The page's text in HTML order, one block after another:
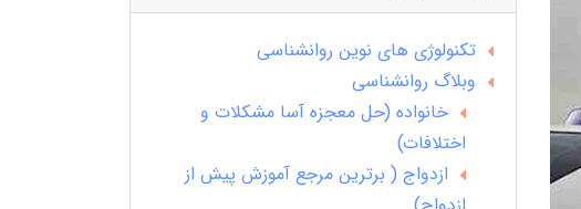
تکنولوژی های نوین روانشناسی
وبلاگ روانشناسی
خانواده (حل معجزه آسا مشکلات و
اختلافات)
ازدواج ( برترین مرجع آموزش پیش از